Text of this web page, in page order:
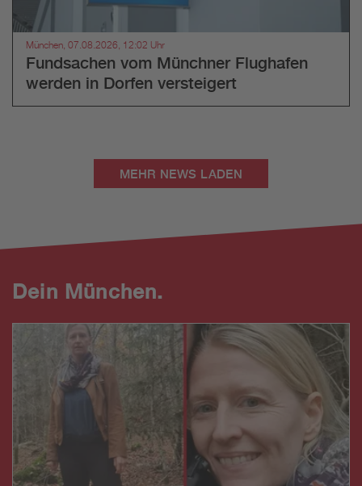
München, 07.08.2026, 12:02 Uhr
Fundsachen vom Münchner Flughafen
werden in Dorfen versteigert
MEHR NEWS LADEN
Dein München.